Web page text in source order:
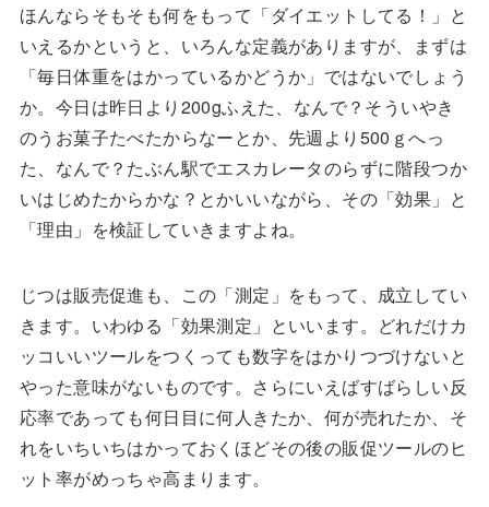
ほんならそもそも何をもって「ダイエットしてる！」と
いえるかというと、いろんな定義がありますが、まずは
「毎日体重をはかっているかどうか」ではないでしょう
か。今日は昨日より200gふえた、なんで？そういやき
のうお菓子たべたからなーとか、先週より500ｇへっ
た、なんで？たぶん駅でエスカレータのらずに階段つか
いはじめたからかな？とかいいながら、その「効果」と
「理由」を検証していきますよね。
じつは販売促進も、この「測定」をもって、成立してい
きます。いわゆる「効果測定」といいます。どれだけカ
ッコいいツールをつくっても数字をはかりつづけないと
やった意味がないものです。さらにいえばすばらしい反
応率であっても何日目に何人きたか、何が売れたか、そ
れをいちいちはかっておくほどその後の販促ツールのヒ
ット率がめっちゃ高まります。